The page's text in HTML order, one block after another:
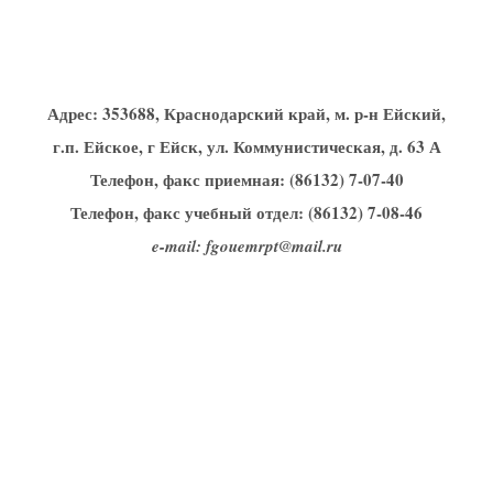
Адрес: 353688, Краснодарский край, м. р-н Ейский,
г.п. Ейское, г Ейск, ул. Коммунистическая, д. 63 А
Телефон, факс приемная: (86132) 7-07-40
Телефон, факс учебный отдел: (86132) 7-08-46
e-mail: fgouemrpt@mail.ru